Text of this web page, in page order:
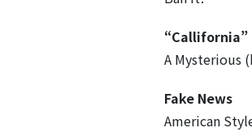
“Callifornia”
A Mysterious
Fake News
American